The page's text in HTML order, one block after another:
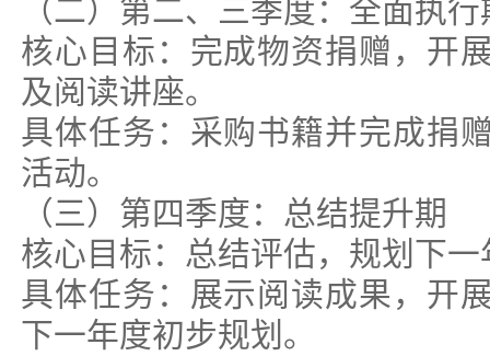
（二）第二、三季度：全面执行
核心目标：完成物资捐赠，开
及阅读讲座。
具体任务：采购书籍并完成捐
活动。
（三）第四季度：总结提升期
核心目标：总结评估，规划下
具体任务：展示阅读成果，开
下一年度初步规划。